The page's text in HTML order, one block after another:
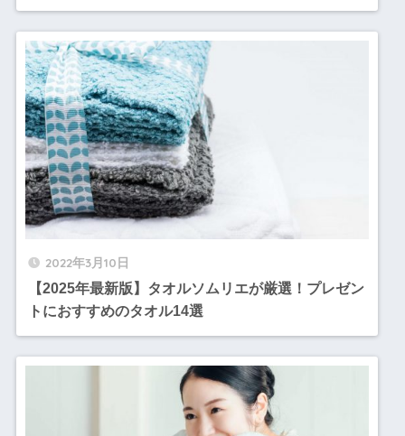
2022年3月10日
【2025年最新版】タオルソムリエが厳選！プレゼン
トにおすすめのタオル14選